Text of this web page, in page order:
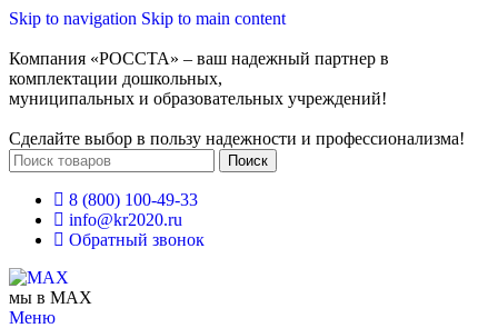
Skip to navigation Skip to main content
Компания «РОССТА» – ваш надежный партнер в
комплектации дошкольных,
муниципальных и образовательных учреждений!
Сделайте выбор в пользу надежности и профессионализма!
Поиск
8 (800) 100-49-33
info@kr2020.ru
Обратный звонок
мы в MAX
Меню